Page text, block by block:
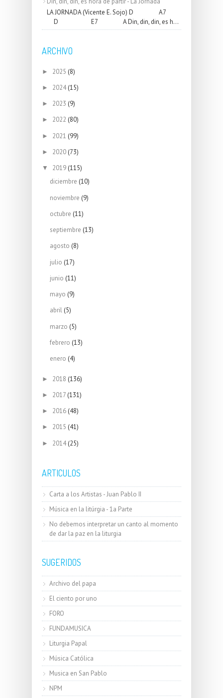
LA JORNADA (Vicente E. Sojo) D A7
D E7 A Din, din, din, es h...
ARCHIVO
► 2025 (8)
► 2024 (15)
► 2023 (9)
► 2022 (80)
► 2021 (99)
► 2020 (73)
▼ 2019 (115)
diciembre (10)
noviembre (9)
octubre (11)
septiembre (13)
agosto (8)
julio (17)
junio (11)
mayo (9)
abril (5)
marzo (5)
febrero (13)
enero (4)
► 2018 (136)
► 2017 (131)
► 2016 (48)
► 2015 (41)
► 2014 (25)
ARTICULOS
Carta a los Artistas - Juan Pablo II
Música en la litúrgia - 1a Parte
No debemos interpretar un canto al momento
de dar la paz en la liturgia
SUGERIDOS
Archivo del papa
El ciento por uno
FORO
FUNDAMUSICA
Liturgia Papal
Música Católica
Musica en San Pablo
NPM